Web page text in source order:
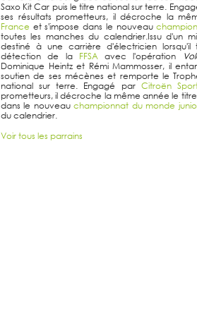
Saxo Kit Car puis le titre national sur terre.
ses résultats prometteurs, il décroche la
France et s'impose dans le nouveau
toutes les manches du calendrier.Issu d'un
destiné à une carrière d'électricien
détection de la FFSAavec l'opération
Dominique Heintz et Rémi Mammosser, il
soutien de ses mécènes et remporte le
national sur terre. Engagé par Citroën
prometteurs, il décroche la même année le
dans le nouveauchampionnat du monde
du calendrier.
Voir tous les parrains